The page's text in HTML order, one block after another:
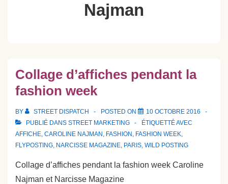
Najman
Collage d’affiches pendant la
fashion week
BY STREET DISPATCH POSTED ON
10 OCTOBRE 2016
PUBLIÉ DANS STREET MARKETING
ÉTIQUETTÉ AVEC
AFFICHE, CAROLINE NAJMAN , FASHION , FASHION WEEK,
FLYPOSTING, NARCISSE MAGAZINE, PARIS, WILD POSTING
Collage d’affiches pendant la fashion week Caroline
Najman et Narcisse Magazine